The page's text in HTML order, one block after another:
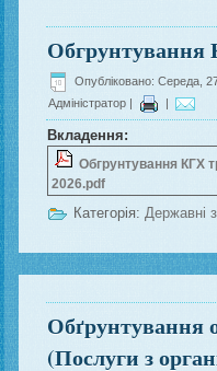
Обгрунтування
Опубліковано: Середа,
Адміністратор
Вкладення:
Обгрунтування КГХ
2026.pdf
Категорія: Державні
Обґрунтування
(Послуги з